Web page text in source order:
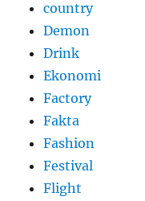
country
Demon
Drink
Ekonomi
Factory
Fakta
Fashion
Festival
Flight